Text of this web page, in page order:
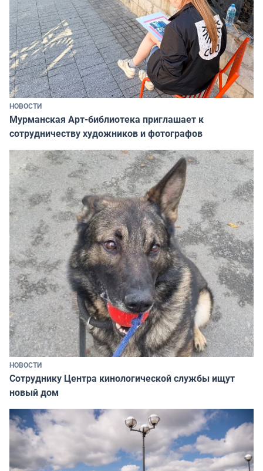
НОВОСТИ
Мурманская Арт-библиотека приглашает к
сотрудничеству художников и фотографов
НОВОСТИ
Сотруднику Центра кинологической службы ищут
новый дом